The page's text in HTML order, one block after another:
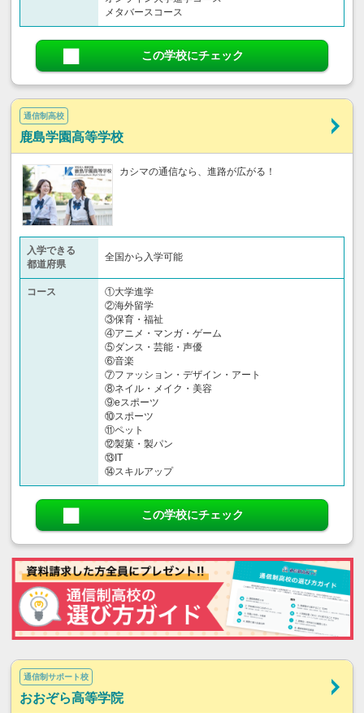
メタバースコース
この学校にチェック
通信制高校
鹿島学園高等学校
カシマの通信なら、進路が広がる！
入学できる
都道府県
全国から入学可能
コース
①大学進学
②海外留学
③保育・福祉
④アニメ・マンガ・ゲーム
⑤ダンス・芸能・声優
⑥音楽
⑦ファッション・デザイン・アート
⑧ネイル・メイク・美容
⑨eスポーツ
⑩スポーツ
⑪ペット
⑫製菓・製パン
⑬IT
⑭スキルアップ
この学校にチェック
通信制サポート校
おおぞら高等学院